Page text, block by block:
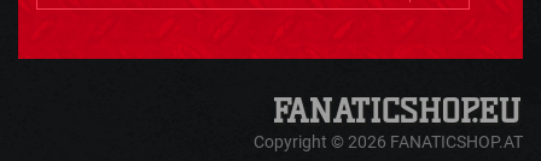
Copyright © 2026 FANATICSHOP.AT